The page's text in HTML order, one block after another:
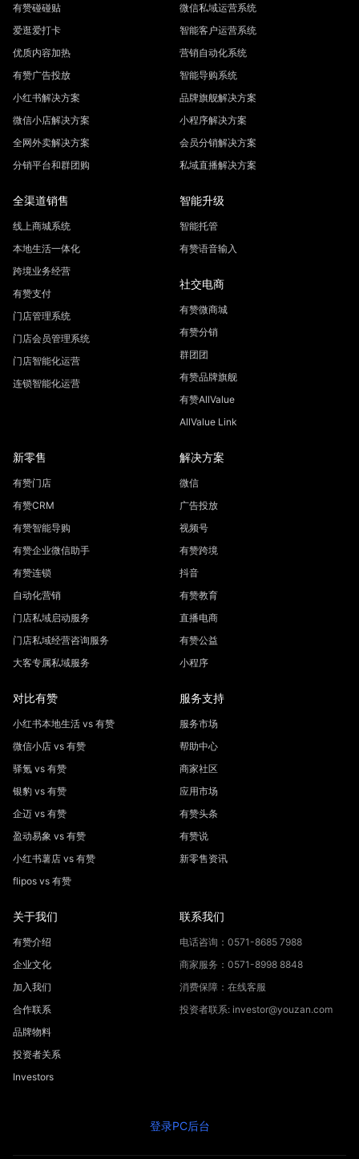
有赞碰碰贴
爱逛爱打卡
优质内容加热
有赞广告投放
小红书解决方案
微信小店解决方案
全网外卖解决方案
分销平台和群团购
微信私域运营系统
智能客户运营系统
营销自动化系统
智能导购系统
品牌旗舰解决方案
小程序解决方案
会员分销解决方案
私域直播解决方案
全渠道销售
线上商城系统
本地生活一体化
跨境业务经营
有赞支付
门店管理系统
门店会员管理系统
门店智能化运营
连锁智能化运营
智能升级
智能托管
有赞语音输入
社交电商
有赞微商城
有赞分销
群团团
有赞品牌旗舰
有赞AllValue
AllValue Link
新零售
有赞门店
有赞CRM
有赞智能导购
有赞企业微信助手
有赞连锁
自动化营销
门店私域启动服务
门店私域经营咨询服务
大客专属私域服务
解决方案
微信
广告投放
视频号
有赞跨境
抖音
有赞教育
直播电商
有赞公益
小程序
对比有赞
小红书本地生活 vs 有赞
微信小店 vs 有赞
驿氪 vs 有赞
银豹 vs 有赞
企迈 vs 有赞
盈动易象 vs 有赞
小红书薯店 vs 有赞
flipos vs 有赞
服务支持
服务市场
帮助中心
商家社区
应用市场
有赞头条
有赞说
新零售资讯
关于我们
有赞介绍
企业文化
加入我们
合作联系
品牌物料
投资者关系
Investors
联系我们
电话咨询：0571-8685 7988
商家服务：0571-8998 8848
消费保障：在线客服
投资者联系: investor@youzan.com
登录PC后台